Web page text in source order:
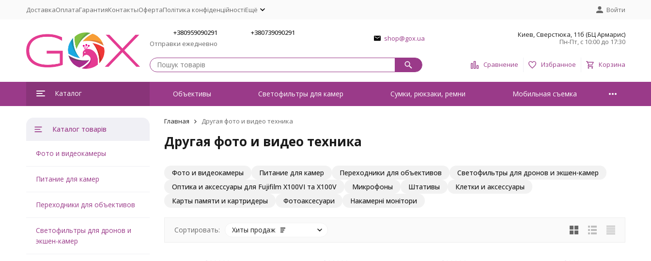
ДоставкаОплатаГарантияКонтактыОфертаПолітика конфіденційностіЕщё Войти
+380959090291
Отправки ежедневно
+380739090291
shop@gox.ua
Киев, Сверстюка, 11б (БЦ Армарис)
Пн-Пт, с 10:00 до 17:30
Сравнение Избранное Корзина
Каталог Объективы Светофильтры для камер Сумки, рюкзаки, ремни Мобильная съемка
Главная Другая фото и видео техника
Другая фото и видео техника
Фото и видеокамеры Питание для камер Переходники для объективов
Светофильтры для дронов и экшен-камер
Оптика и аксессуары для Fujifilm X100VI та X100V
Микрофоны Штативы
Клетки и аксессуары
Карты памяти и картридеры
Фотоаксесуари Накамерні монітори
Сортировать: Хиты продаж
Каталог товарів
Фото и видеокамеры
Питание для камер
Переходники для объективов
Светофильтры для дронов и
экшен-камер